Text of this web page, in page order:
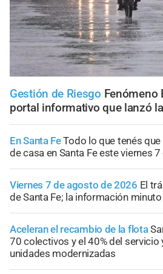
Gestión de Riesgo Fenómeno
portal informativo que lanzó
En Santa FeTodo lo que tenés
de casa en Santa Fe este viernes
Viernes 7 de agosto de 2026 El
de Santa Fe; la información
Aceleran el recambio de la flota
70 colectivos y el 40% del servicio
unidades modernizadas